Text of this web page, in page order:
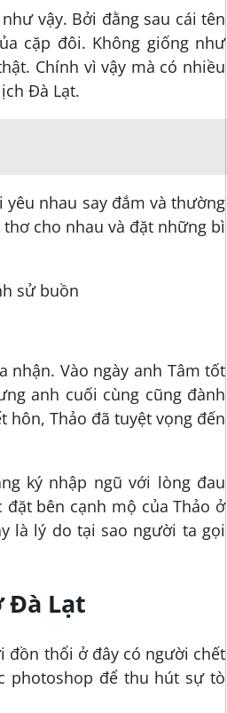
vậy. Bởi đằng sau cái tên
cặp đôi. Không giống như
Chính vì vậy mà có nhiều
Đà Lạt.
yêu nhau say đắm và thường
cho nhau và đặt những bì
nhận. Vào ngày anh Tâm tốt
anh cuối cùng cũng đành
hôn, Thảo đã tuyệt vọng đến
ký nhập ngũ với lòng đau
bên cạnh mộ của Thảo ở
là lý do tại sao người ta gọi
Đà Lạt
đồn thổi ở đây có người chết
photoshop để thu hút sự tò